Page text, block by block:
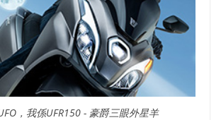
，我係UFR150 - 豪爵三眼外星羊